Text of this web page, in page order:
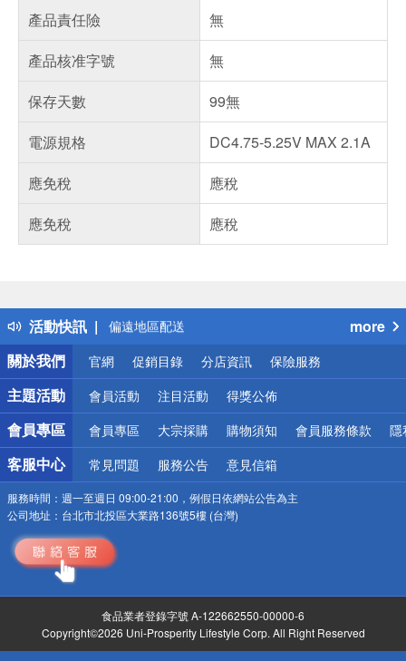
產品責任險
無
產品核准字號
無
保存天數
99無
電源規格
DC4.75-5.25V MAX 2.1A
應免稅
應稅
應免稅
應稅
活動快訊
詐騙網頁！請小心！
銀行優惠
偏遠地區配送
詐騙網頁！請小心！
more
關於我們
官網 促銷目錄 分店資訊 保險服務
主題活動 會員活動 注目活動 得獎公佈
會員專區 會員專區 大宗採購 購物須知 會員服務條款 隱
客服中心 常見問題 服務公告 意見信箱
服務時間： 週一至週日 09:00-21:00，例假日依網站公告為主
公司地址： 台北市北投區大業路136號5樓 (台灣)
食品業者登錄字號 A-122662550-00000-6
Copyright©2026 Uni-Prosperity Lifestyle Corp. All Right Reserved